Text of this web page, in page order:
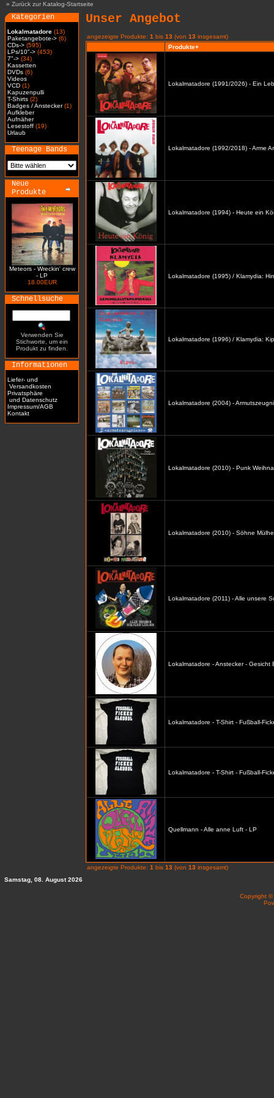
» Zurück zur Katalog-Startseite
Kategorien
Lokalmatadore (13)
Paketangebote-> (6)
CDs-> (595)
LPs/10"-> (453)
7"-> (34)
Kassetten
DVDs (6)
Videos
VCD (1)
Kapuzenpulli
T-Shirts (2)
Badges / Anstecker(1)
Aufkleber
Aufnäher
Lesestoff (19)
Urlaub
Teenage Bands
Neue
Produkte
Meteors - Wreckin' crew
- LP
18.00EUR
Schnellsuche
Verwenden Sie
Stichworte, um ein
Produkt zu finden.
Informationen
Liefer- und
Versandkosten
Privatsphäre
und Datenschutz
Impressum/AGB
Kontakt
Unser Angebot
angezeigte Produkte: 1 bis 13 (von 13 insgesamt)
Produkte+
Lokalmatadore (1991/2026) - Ein
Lokalmatadore (1992/2018) - Arme
Lokalmatadore (1994) - Heute ein
Lokalmatadore (1995) / Klamydia:
Lokalmatadore (1996) / Klamydia:
Lokalmatadore (2004) -
Lokalmatadore (2010) - Punk
Lokalmatadore (2010) - Söhne
Lokalmatadore (2011) - Alle unsere
Lokalmatadore - Anstecker - Gesicht
Lokalmatadore - T-Shirt - Fußball-
Lokalmatadore - T-Shirt - Fußball-
Quellmann - Alle anne Luft - LP
angezeigte Produkte: 1 bis 13 (von 13 insgesamt)
Samstag, 08. August 2026
Copyright